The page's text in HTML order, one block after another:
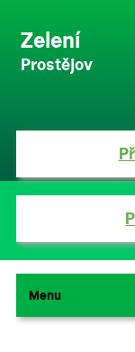
Zelení
Prostějov
Menu